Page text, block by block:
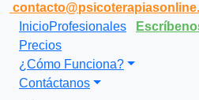
InicioProfesionales
Precios
¿Cómo Funciona?
Contáctanos